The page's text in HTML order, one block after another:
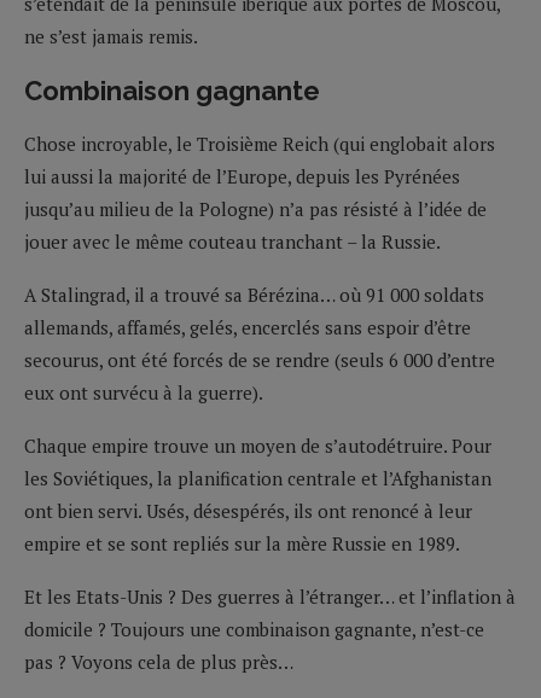
ne s’est jamais remis.
Combinaison gagnante
Chose incroyable, le Troisième Reich (qui englobait alors
lui aussi la majorité de l’Europe, depuis les Pyrénées
jusqu’au milieu de la Pologne) n’a pas résisté à l’idée de
jouer avec le même couteau tranchant – la Russie.
A Stalingrad, il a trouvé sa Bérézina… où 91 000 soldats
allemands, affamés, gelés, encerclés sans espoir d’être
secourus, ont été forcés de se rendre (seuls 6 000 d’entre
eux ont survécu à la guerre).
Chaque empire trouve un moyen de s’autodétruire. Pour
les Soviétiques, la planification centrale et l’Afghanistan
ont bien servi. Usés, désespérés, ils ont renoncé à leur
empire et se sont repliés sur la mère Russie en 1989.
Et les Etats-Unis ? Des guerres à l’étranger… et l’inflation à
domicile ? Toujours une combinaison gagnante, n’est-ce
pas ? Voyons cela de plus près…